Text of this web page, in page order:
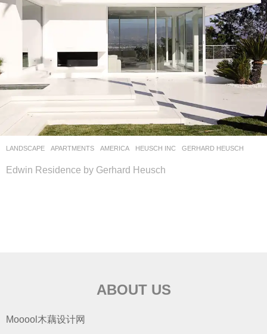
LANDSCAPE APARTMENTS AMERICA HEUSCH INC GERHARD HEUSCH
Edwin Residence by Gerhard Heusch
ABOUT US
Mooool木藕设计网